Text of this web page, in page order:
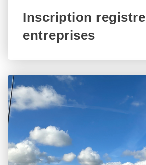
Inscription registre
entreprises